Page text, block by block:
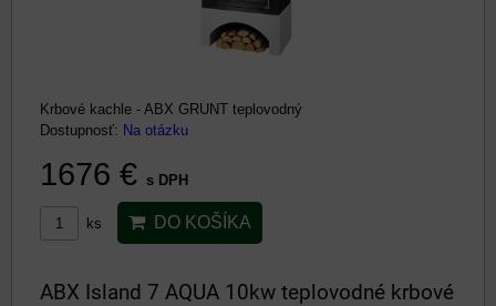
Krbové kachle - ABX GRUNT teplovodný
Dostupnosť: Na otázku
1676 € s DPH
ks DO KOŠÍKA
ABX Island 7 AQUA 10kw teplovodné krbové